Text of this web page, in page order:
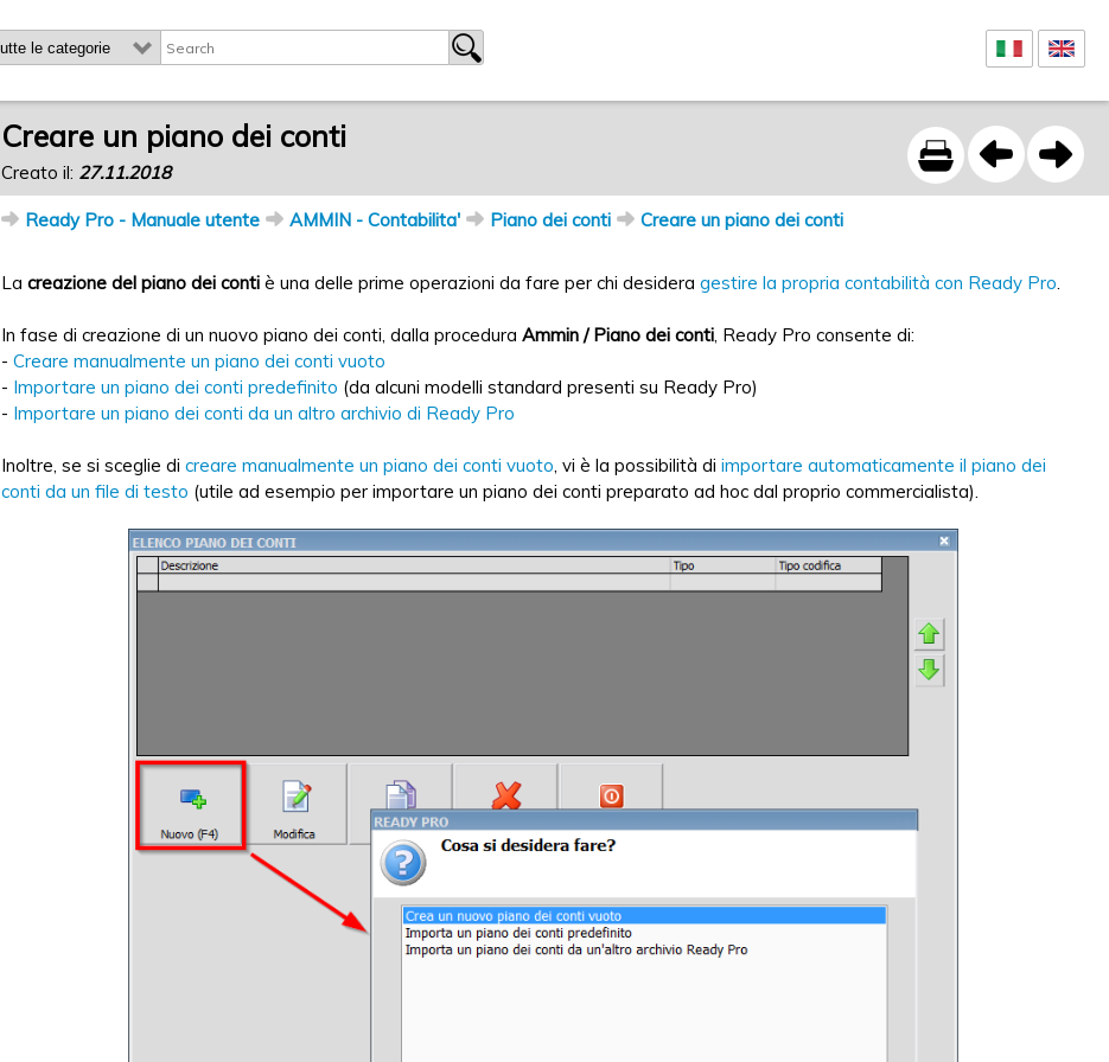
Creare un piano dei conti
Creato il: 27.11.2018
Ready Pro - Manuale utente AMMIN - Contabilita' Piano dei conti Creare un piano dei conti
La creazione del piano dei conti è una delle prime operazioni da fare per chi desidera gestire la propria contabilità con Ready Pro.
In fase di creazione di un nuovo piano dei conti, dalla procedura Ammin / Piano dei conti, Ready Pro consente di:
- Creare manualmente un piano dei conti vuoto
- Importare un piano dei conti predefinito (da alcuni modelli standard presenti su Ready Pro)
- Importare un piano dei conti da un altro archivio di Ready Pro
Inoltre, se si sceglie di creare manualmente un piano dei conti vuoto, vi è la possibilità di importare automaticamente il piano dei
conti da un file di testo (utile ad esempio per importare un piano dei conti preparato ad hoc dal proprio commercialista).